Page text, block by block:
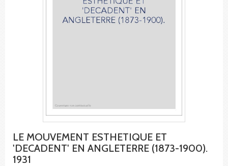
LE MOUVEMENT ESTHETIQUE ET
'DECADENT' EN ANGLETERRE (1873-1900).
1931